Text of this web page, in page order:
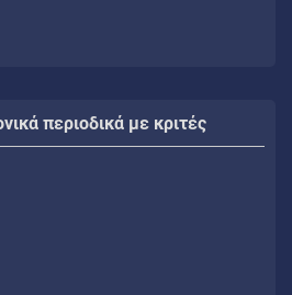
περιοδικά με κριτές